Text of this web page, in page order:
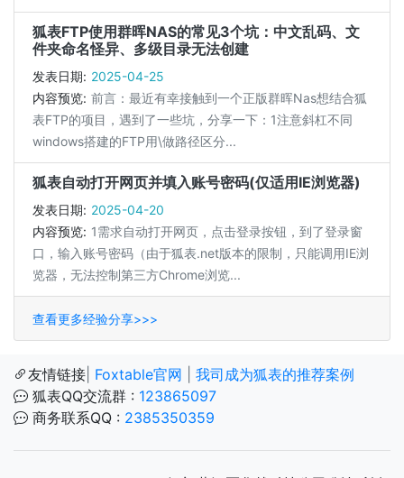
狐表FTP使用群晖NAS的常见3个坑：中文乱码、文
件夹命名怪异、多级目录无法创建
发表日期: 2025-04-25
内容预览: 前言：最近有幸接触到一个正版群晖Nas想结合狐
表FTP的项目，遇到了一些坑，分享一下：1注意斜杠不同
windows搭建的FTP用\做路径区分...
狐表自动打开网页并填入账号密码(仅适用IE浏览器)
发表日期: 2025-04-20
内容预览: 1需求自动打开网页，点击登录按钮，到了登录窗
口，输入账号密码（由于狐表.net版本的限制，只能调用IE浏
览器，无法控制第三方Chrome浏览...
查看更多经验分享>>>
友情链接 Foxtable官网
我司成为狐表的推荐案例
狐表QQ交流群 : 123865097
商务联系QQ : 2385350359